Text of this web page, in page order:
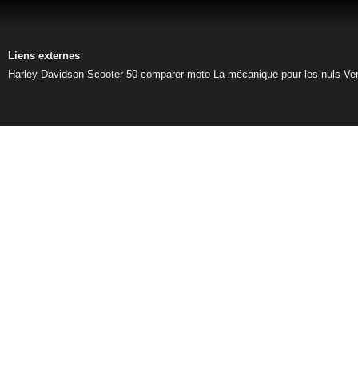
Liens externes
Harley-Davidson Scooter 50 comparer moto La mécanique pour les nuls